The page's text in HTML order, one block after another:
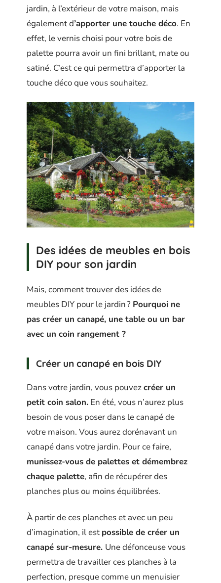
jardin, à l’extérieur de votre maison, mais
également d’apporter une touche déco. En
effet, le vernis choisi pour votre bois de
palette pourra avoir un fini brillant, mate ou
satiné. C’est ce qui permettra d’apporter la
touche déco que vous souhaitez.
Des idées de meubles en bois
DIY pour son jardin
Mais, comment trouver des idées de
meubles DIY pour le jardin ? Pourquoi ne
pas créer un canapé, une table ou un bar
avec un coin rangement ?
Créer un canapé en bois DIY
Dans votre jardin, vous pouvezcréer un
petit coin salon. En été, vous n’aurez plus
besoin de vous poser dans le canapé de
votre maison. Vous aurez dorénavant un
canapé dans votre jardin. Pour ce faire,
munissez-vous de palettes et démembrez
chaque palette, afin de récupérer des
planches plus ou moins équilibrées.
À partir de ces planches et avec un peu
d’imagination, il est possible de créer un
canapé sur-mesure. Une défonceuse vous
permettra de travailler ces planches à la
perfection, presque comme un menuisier